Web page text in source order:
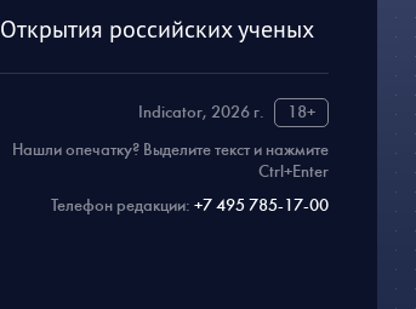
Открытия российских ученых
Indicator, 2026 г.
18+
Нашли опечатку? Выделите текст и нажмите
Ctrl+Enter
Телефон редакции: +7 495 785-17-00